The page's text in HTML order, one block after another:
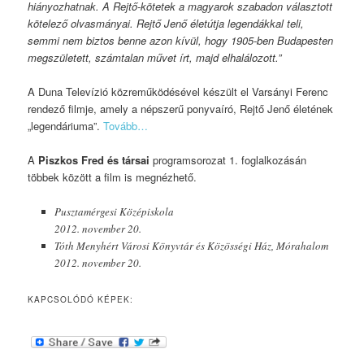
hiányozhatnak. A Rejtő-kötetek a magyarok szabadon választott
kötelező olvasmányai. Rejtő Jenő életútja legendákkal teli,
semmi nem biztos benne azon kívül, hogy 1905-ben Budapesten
megszületett, számtalan művet írt, majd elhalálozott.”
A Duna Televízió közreműködésével készült el Varsányi Ferenc
rendező filmje, amely a népszerű ponyvaíró, Rejtő Jenő életének
„legendáriuma”.Tovább…
A Piszkos Fred és társai programsorozat 1. foglalkozásán
többek között a film is megnézhető.
Pusztamérgesi Középiskola
2012. november 20.
Tóth Menyhért Városi Könyvtár és Közösségi Ház, Mórahalom
2012. november 20.
KAPCSOLÓDÓ KÉPEK: